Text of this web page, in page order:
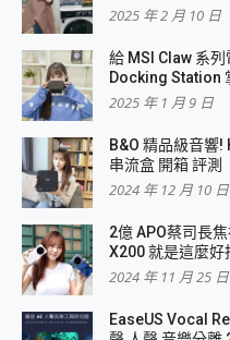
2025 年 2 月 10 日
給 MSI Claw 系
Docking Station
2025 年 1 月 9 日
B&O 精品級音響
串流盒 開箱 評測
2024 年 12 月 10 日
2億 APO蔡司長
X200 就是這麼好
2024 年 11 月 25 日
EaseUS Vocal